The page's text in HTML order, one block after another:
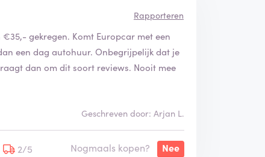
r
f
d
Rapporteren
gekregen. Komt Europcar met een
een dag autohuur. Onbegrijpelijk dat je
dan om dit soort reviews. Nooit mee
Geschreven door: Arjan L.
2/5 Nogmaals kopen? Nee